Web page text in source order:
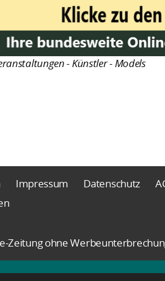
- Künstler - Models
Impressum Datenschutz
Zeitung ohne